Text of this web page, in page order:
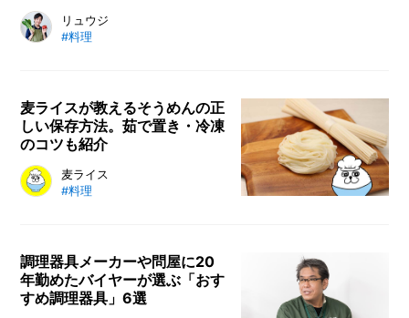
料理研究家・リュウジさんのレシピ連載。今回は自宅にあるけ
ど余りがちな青のりを使ったパスタレシピをご紹介します。意
リュウジ
#料理
麦ライスが教えるそうめんの正
しい保存方法。茹で置き・冷凍
のコツも紹介
そうめん（素麺）を保存するのに最
適な保存容器や保存方法を、シェフ
る方法もご紹介します！
麦ライス
#料理
調理器具メーカーや問屋に20
年勤めたバイヤーが選ぶ「おす
すめ調理器具」6選